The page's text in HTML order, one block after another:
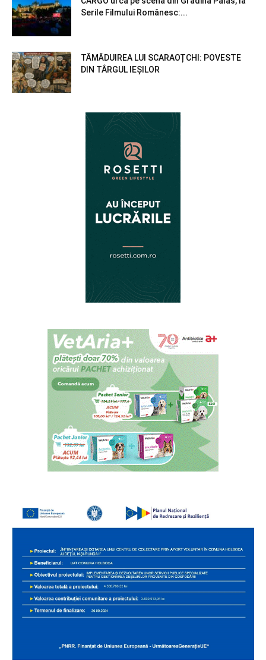
Serile Filmului Românesc:...
TĂMĂDUIREA LUI SCARAOȚCHI: POVESTE
DIN TÂRGUL IEȘILOR